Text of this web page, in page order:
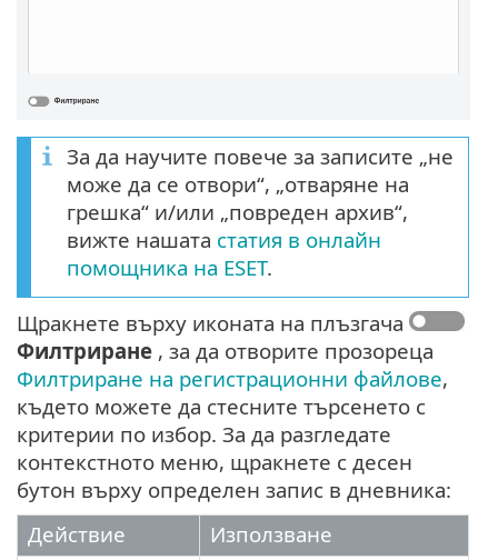
За да научите повече за записите „не
може да се отвори“, „отваряне на
грешка“ и/или „повреден архив“,
вижте нашата статия в онлайн
помощника на ESET.
Щракнете върху иконата на плъзгача
Филтриране , за да отворите прозореца
Филтриране на регистрационни файлове,
където можете да стесните търсенето с
критерии по избор. За да разгледате
контекстното меню, щракнете с десен
бутон върху определен запис в дневника:
Действие
Използване